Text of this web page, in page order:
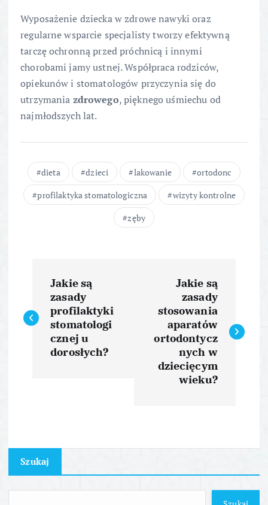
Wyposażenie dziecka w zdrowe nawyki oraz
regularne wsparcie specjalisty tworzy efektywną
tarczę ochronną przed próchnicą i innymi
chorobami jamy ustnej. Współpraca rodziców,
opiekunów i stomatologów przyczynia się do
utrzymania zdrowego, pięknego uśmiechu od
najmłodszych lat.
dieta dzieci lakowanie
ortodonc
profilaktyka stomatologiczna
wizyty kontrolne
zęby
a
w
c
j
Jakie są
zasady
profilaktyki
stomatologi
cznej u
dorosłych?
Jakie są
zasady
stosowania
aparatów
ortodontycz
nych w
dziecięcym
wieku?
Szukaj